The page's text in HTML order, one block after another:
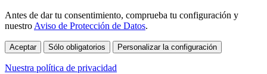
Antes de dar tu consentimiento, comprueba tu configuración y
nuestro Aviso de Protección de Datos.
Aceptar Sólo obligatorios Personalizar la configuración
Nuestra política de privacidad